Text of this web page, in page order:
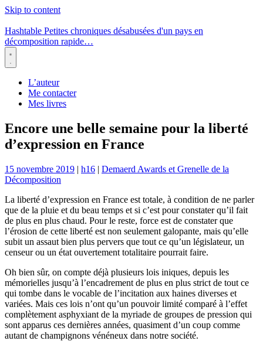
Skip to content
Hashtable Petites chroniques désabusées d'un pays en
décomposition rapide…
Menu
L’auteur
Me contacter
Mes livres
Encore une belle semaine pour la liberté
d’expression en France
15 novembre 2019 | h16 | Demaerd Awards et Grenelle de la
Décomposition
La liberté d’expression en France est totale, à condition de ne parler
que de la pluie et du beau temps et si c’est pour constater qu’il fait
de plus en plus chaud. Pour le reste, force est de constater que
l’érosion de cette liberté est non seulement galopante, mais qu’elle
subit un assaut bien plus pervers que tout ce qu’un législateur, un
censeur ou un état ouvertement totalitaire pourrait faire.
Oh bien sûr, on compte déjà plusieurs lois iniques, depuis les
mémorielles jusqu’à l’encadrement de plus en plus strict de tout ce
qui tombe dans le vocable de l’incitation aux haines diverses et
variées. Mais ces lois n’ont qu’un pouvoir limité comparé à l’effet
complètement asphyxiant de la myriade de groupes de pression qui
sont apparus ces dernières années, quasiment d’un coup comme
autant de champignons vénéneux dans notre société.